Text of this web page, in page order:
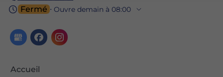
Fermé ⋅ Ouvre demain à 08:00
Accueil